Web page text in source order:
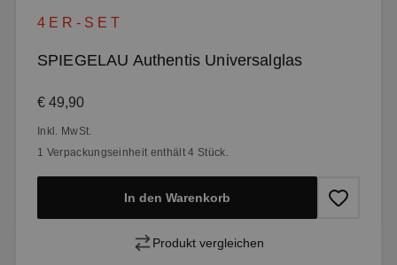
4ER-SET
SPIEGELAU Authentis Universalglas
Regulärer Preis:
€ 49,90
Inkl. MwSt.
1 Verpackungseinheit enthält 4 Stück.
In den Warenkorb
Produkt vergleichen